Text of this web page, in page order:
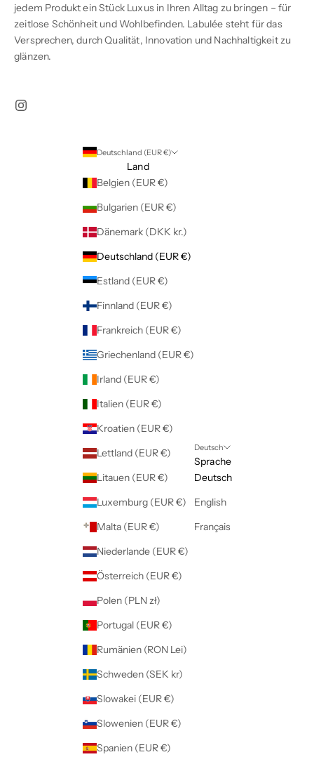
jedem Produkt ein Stück Luxus in Ihren Alltag zu bringen – für
zeitlose Schönheit und Wohlbefinden. Labulée steht für das
Versprechen, durch Qualität, Innovation und Nachhaltigkeit zu
glänzen.
Deutschland (EUR €)
Land
Belgien (EUR €)
Bulgarien (EUR €)
Dänemark (DKK kr.)
Deutschland (EUR €)
Estland (EUR €)
Finnland (EUR €)
Frankreich (EUR €)
Griechenland (EUR €)
Irland (EUR €)
Italien (EUR €)
Kroatien (EUR €)
Lettland (EUR €)
Litauen (EUR €)
Luxemburg (EUR €)
Malta (EUR €)
Niederlande (EUR €)
Österreich (EUR €)
Polen (PLN zł)
Portugal (EUR €)
Rumänien (RON Lei)
Schweden (SEK kr)
Slowakei (EUR €)
Slowenien (EUR €)
Spanien (EUR €)
Deutsch
Sprache
Deutsch
English
Français